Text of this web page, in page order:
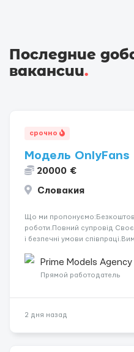
Последние
вакансии.
срочно
Модель OnlyFans
20000 €
Словакия
Що ми
роботи.Повний супровід
і безпечні умови
розвиватися.Досвід не
вакансія — залишайте відгук,
Prime Models Agency
Прямой работодатель
2 дня назад